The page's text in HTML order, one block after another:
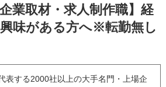
業取材・求人制作職】経
味がある方へ※転勤無し
表する2000社以上の大手名門・上場企